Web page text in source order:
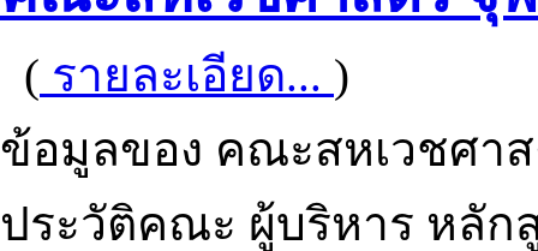
( รายละเอียด... )
ข้อมูลของ คณะสหเวชศา
ประวัติคณะ ผู้บริหาร หลัก